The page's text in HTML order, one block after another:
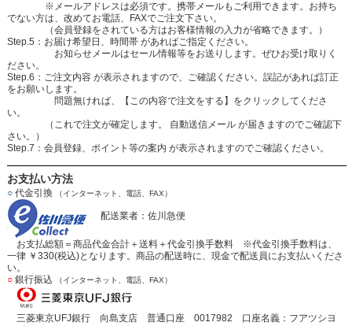
※メールアドレスは必須です。携帯メールもご利用できます。お持ち
でない方は、改めてお電話、FAXでご注文下さい。
（会員登録をされている方はお客様情報の入力が省略できます。）
Step.5：お届け希望日、時間帯 があればご指定ください。
お知らせメールはセール情報等をお送りします。ぜひお受け取りく
ださい。
Step.6：ご注文内容 が表示されますので、ご確認ください。誤記があれば訂正
をお願いします。
問題無ければ、【この内容で注文をする】をクリックしてくださ
い。
（これで注文が確定します。 自動送信メール が届きますのでご確認下
さい。）
Step.7：会員登録、ポイント等の案内 が表示されますのでご確認ください。
お支払い方法
○代金引換 （インターネット、電話、FAX）
配送業者：佐川急便
お支払総額＝商品代金合計＋送料＋代金引換手数料 ※代金引換手数料は、
一律 ￥330(税込)となります。商品の配送時に、現金で配送員にお支払いくださ
い。
○銀行振込 （インターネット、電話、FAX）
三菱東京UFJ銀行 向島支店 普通口座 0017982 口座名義：フアツシヨ